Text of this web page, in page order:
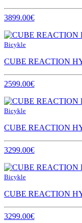
3899.00€
Bicykle
CUBE REACTION
2599.00€
Bicykle
CUBE REACTION
3299.00€
Bicykle
CUBE REACTION
3299.00€